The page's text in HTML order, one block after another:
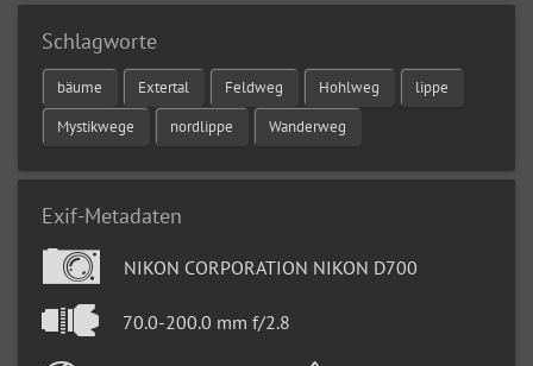
Schlagworte
bäume Extertal Feldweg Hohlweg
lippe
Mystikwege
nordlippe Wanderweg
Exif-Metadaten
NIKON CORPORATION NIKON D700
70.0-200.0 mm f/2.8